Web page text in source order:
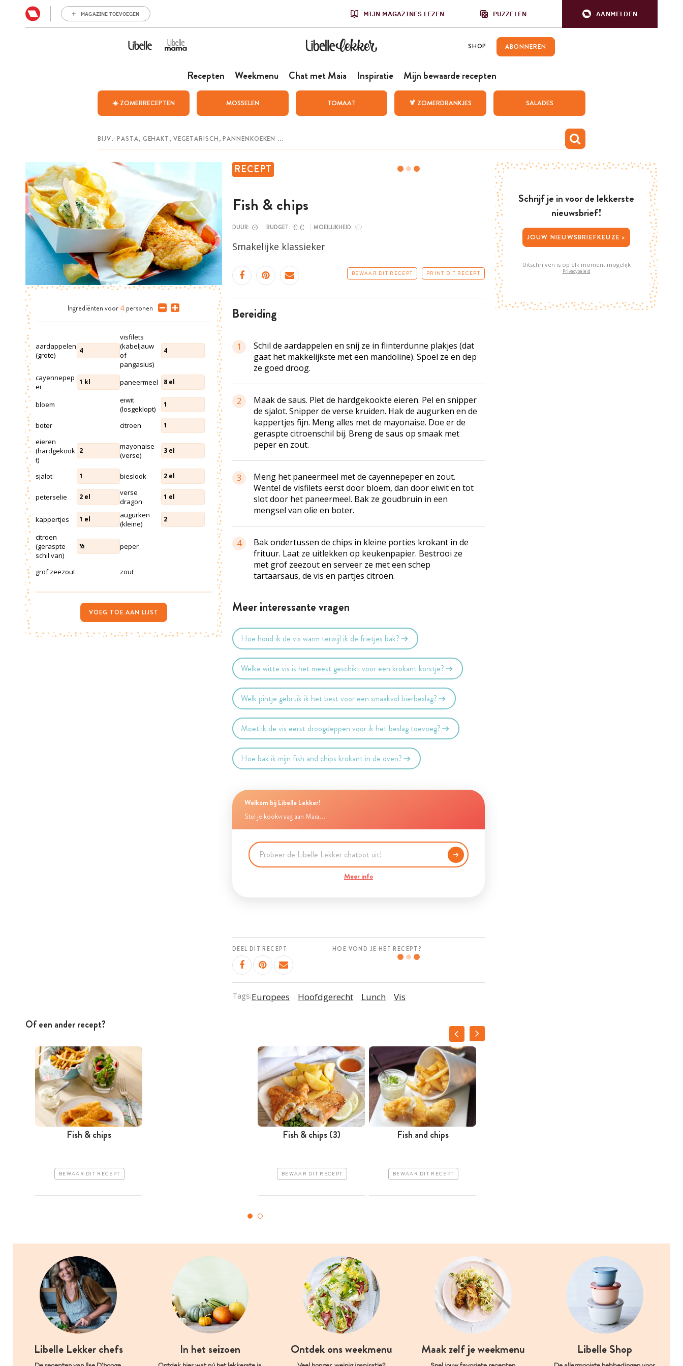
MAGAZINE TOEVOEGEN MIJN MAGAZINES LEZEN PUZZELEN AANMELDEN
SHOP ABONNEREN
Recepten Weekmenu Chat met Maia Inspiratie Mijn bewaarde recepten
☀️ ZOMERRECEPTEN MOSSELEN TOMAAT 🍹 ZOMERDRANKJES SALADES
RECEPT
Fish & chips
DUUR: BUDGET: MOEILIJKHEID:
Smakelijke klassieker
BEWAAR DIT RECEPT PRINT DIT RECEPT
bereiding
1
Schil de aardappelen en snij ze in flinterdunne plakjes (dat
gaat het makkelijkste met een mandoline). Spoel ze en dep
ze goed droog.
2 Maak de saus. Plet de hardgekookte eieren. Pel en snipper
de sjalot. Snipper de verse kruiden. Hak de augurken en de
kappertjes fijn. Meng alles met de mayonaise. Doe er de
geraspte citroenschil bij. Breng de saus op smaak met
peper en zout.
3
Meng het paneermeel met de cayennepeper en zout.
Wentel de visfilets eerst door bloem, dan door eiwit en tot
slot door het paneermeel. Bak ze goudbruin in een
mengsel van olie en boter.
4
Bak ondertussen de chips in kleine porties krokant in de
frituur. Laat ze uitlekken op keukenpapier. Bestrooi ze
met grof zeezout en serveer ze met een schep
tartaarsaus, de vis en partjes citroen.
Meer interessante vragen
Hoe houd ik de vis warm terwijl ik de frietjes bak?
Welke witte vis is het meest geschikt voor een krokant korstje?
Welk pintje gebruik ik het best voor een smaakvol bierbeslag?
Moet ik de vis eerst droogdeppen voor ik het beslag toevoeg?
Hoe bak ik mijn fish and chips krokant in de oven?
Welkom bij Libelle Lekker!
Stel je kookvraag aan Maia...
Meer info
DEEL DIT RECEPT HOE VOND JE HET RECEPT?
Tags:Europees Hoofdgerecht Lunch Vis
Ingrediënten voor 4 personen
aardappelen
(grote)
4
visfilets
(kabeljauw
of
pangasius)
4
cayennepep
er
1 kl paneermeel 8 el
bloem
eiwit
(losgeklopt)
1
boter citroen 1
eieren
(hardgekook
t)
2
mayonaise
(verse)
3 el
sjalot 1 bieslook 2 el
peterselie 2 el
verse
dragon
1 el
kappertjes 1 el
augurken
(kleine)
2
citroen
(geraspte
schil van)
½ peper
grof zeezout zout
VOEG TOE AAN LIJST
Of een ander recept?
Fish & chips
BEWAAR DIT RECEPT
Fish & chips (3)
BEWAAR DIT RECEPT
Fish and chips
BEWAAR DIT RECEPT
Schrijf je in voor de lekkerste
nieuwsbrief!
JOUW NIEUWSBRIEFKEUZE >
Uitschrijven is op elk moment mogelijk
Privacybeleid
Libelle Lekker chefs In het seizoen Ontdek ons weekmenu Maak zelf je weekmenu Libelle Shop